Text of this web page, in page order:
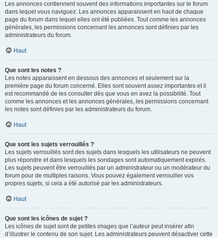
Les annonces contiennent souvent des informations importantes sur le forum
dans lequel vous naviguez. Les annonces apparaissent en haut de chaque
page du forum dans lequel elles ont été publiées. Tout comme les annonces
générales, les permissions concernant les annonces sont définies par les
administrateurs du forum.
Haut
Que sont les notes ?
Les notes apparaissent en dessous des annonces et seulement sur la
première page du forum concerné. Elles sont souvent assez importantes et il
est recommandé de les consulter dès que vous en avez la possibilité. Tout
comme les annonces et les annonces générales, les permissions concernant
les notes sont définies par les administrateurs du forum.
Haut
Que sont les sujets verrouillés ?
Les sujets verrouillés sont des sujets dans lesquels les utilisateurs ne peuvent
plus répondre et dans lesquels les sondages sont automatiquement expirés.
Les sujets peuvent être verrouillés par un administrateur ou un modérateur du
forum pour de multiples raisons. Vous pouvez également verrouiller vos
propres sujets, si cela a été autorisé par les administrateurs.
Haut
Que sont les icônes de sujet ?
Les icônes de sujet sont de petites images que l’auteur peut insérer afin
d’illustrer le contenu de son sujet. Les administrateurs peuvent désactiver cette